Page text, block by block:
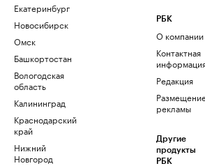
Екатеринбург
Новосибирск
Омск
Башкортостан
Вологодская
область
Калининград
Краснодарский
край
Нижний
Новгород
РБК
О компании
Контактная
Редакция
рекламы
Другие
продукты
РБК